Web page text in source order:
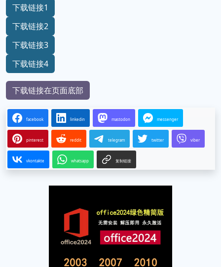
下载链接1
下载链接2
下载链接3
下载链接4
下载链接在页面底部
facebook linkedin mastodon messenger
pinterest reddit telegram twitter viber
vkontakte whatsapp 复制链接